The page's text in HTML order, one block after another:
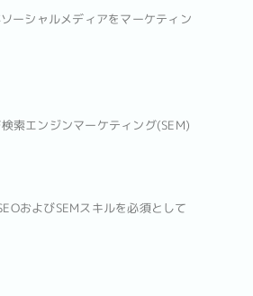
ーシャルメディアをマーケティン
索エンジンマーケティング(SEM)
およびSEMスキルを必須として